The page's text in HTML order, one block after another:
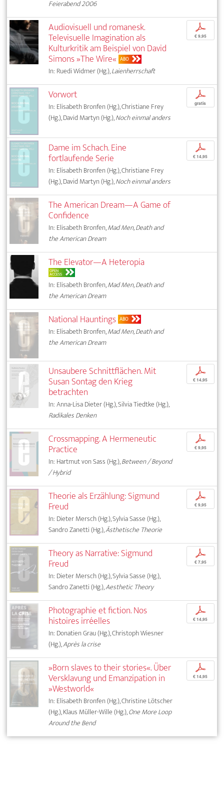
Feierabend 2006
Audiovisuell und romanesk.
Televisuelle Imagination als
Kulturkritik am Beispiel von David
Simons »The Wire« ABO
In: Ruedi Widmer (Hg.),Laienherrschaft
p
€ 9,95
Vorwort
In: Elisabeth Bronfen (Hg.), Christiane Frey
(Hg.), David Martyn (Hg.),Noch einmal anders
p
gratis
Dame im Schach. Eine
fortlaufende Serie
In: Elisabeth Bronfen (Hg.), Christiane Frey
(Hg.), David Martyn (Hg.),Noch einmal anders
p
€ 14,95
The American Dream—A Game of
Confidence
In: Elisabeth Bronfen,Mad Men, Death and
the American Dream
The Elevator—A Heteropia
OPEN
ACCESS
In: Elisabeth Bronfen,Mad Men, Death and
the American Dream
National Hauntings ABO
In: Elisabeth Bronfen,Mad Men, Death and
the American Dream
Unsaubere Schnittflächen. Mit
Susan Sontag den Krieg
betrachten
In: Anna-Lisa Dieter (Hg.), Silvia Tiedtke (Hg.),
Radikales Denken
p
€ 14,95
Crossmapping. A Hermeneutic
Practice
In: Hartmut von Sass (Hg.),Between / Beyond
/ Hybrid
p
€ 9,95
Theorie als Erzählung: Sigmund
Freud
In: Dieter Mersch (Hg.), Sylvia Sasse (Hg.),
Sandro Zanetti (Hg.),Ästhetische Theorie
p
€ 9,95
Theory as Narrative: Sigmund
Freud
In: Dieter Mersch (Hg.), Sylvia Sasse (Hg.),
Sandro Zanetti (Hg.),Aesthetic Theory
p
€ 7,95
Photographie et fiction. Nos
histoires irréelles
In: Donatien Grau (Hg.), Christoph Wiesner
(Hg.),Après la crise
p
€ 14,95
»Born slaves to their stories«. Über
Versklavung und Emanzipation in
»Westworld«
In: Elisabeth Bronfen (Hg.), Christine Lötscher
(Hg.), Klaus Müller-Wille (Hg.),One More Loop
Around the Bend
p
€ 14,95